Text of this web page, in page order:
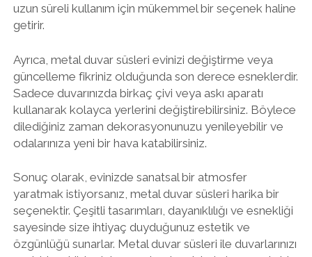
uzun süreli kullanım için mükemmel bir seçenek haline
getirir.
Ayrıca, metal duvar süsleri evinizi değiştirme veya
güncelleme fikriniz olduğunda son derece esneklerdir.
Sadece duvarınızda birkaç çivi veya askı aparatı
kullanarak kolayca yerlerini değiştirebilirsiniz. Böylece
dilediğiniz zaman dekorasyonunuzu yenileyebilir ve
odalarınıza yeni bir hava katabilirsiniz.
Sonuç olarak, evinizde sanatsal bir atmosfer
yaratmak istiyorsanız, metal duvar süsleri harika bir
seçenektir. Çeşitli tasarımları, dayanıklılığı ve esnekliği
sayesinde size ihtiyaç duyduğunuz estetik ve
özgünlüğü sunarlar. Metal duvar süsleri ile duvarlarınızı